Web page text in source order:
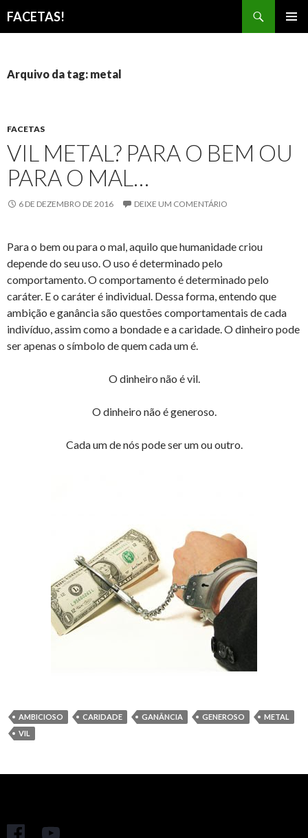
FACETAS!
CONTEÚDO
Arquivo da tag: metal
FACETAS
VIL METAL? PARA O BEM OU
PARA O MAL…
6 DE DEZEMBRO DE 2016 DEIXE UM COMENTÁRIO
Para o bem ou para o mal, aquilo que humanidade criou
depende do seu uso. O uso é determinado pelo
comportamento. O comportamento é determinado pelo
caráter. E o caráter é individual. Dessa forma, entendo que
ambição e ganância são questões comportamentais de cada
indivíduo, assim como a bondade e a caridade. O dinheiro pode
ser apenas o símbolo de quem cada um é.
O dinheiro não é vil.
O dinheiro não é generoso.
Cada um de nós pode ser um ou outro.
AMBICIOSO CARIDADE GANÂNCIA GENEROSO
METAL
VIL